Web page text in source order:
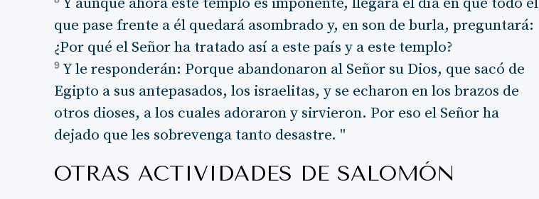
que pase frente a él quedará asombrado y, en son de burla, preguntará:
¿Por qué el Señor ha tratado así a este país y a este templo?
9Y le responderán: Porque abandonaron al Señor su Dios, que sacó de
Egipto a sus antepasados, los israelitas, y se echaron en los brazos de
otros dioses, a los cuales adoraron y sirvieron. Por eso el Señor ha
dejado que les sobrevenga tanto desastre. "
OTRAS ACTIVIDADES DE SALOMÓN